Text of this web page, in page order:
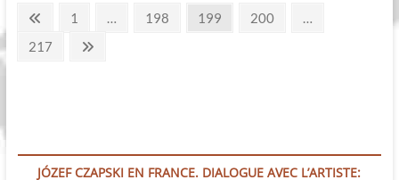
Stronicowanie
wpisów
Previous
Page
1 … Page
198 Page
199 Page
200
…
Page
217
Next
JÓZEF CZAPSKI EN FRANCE. DIALOGUE AVEC L’ARTISTE: